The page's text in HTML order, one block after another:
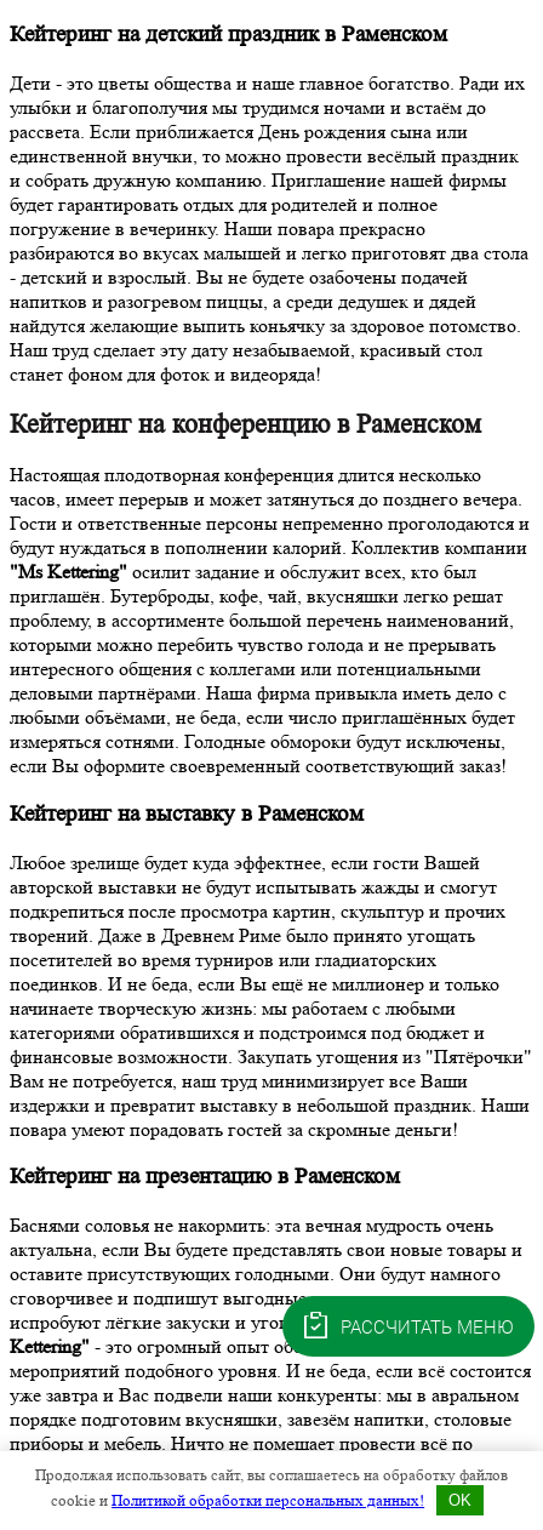
Кейтеринг на детский праздник в Раменском
Дети - это цветы общества и наше главное богатство. Ради их
улыбки и благополучия мы трудимся ночами и встаём до
рассвета. Если приближается День рождения сына или
единственной внучки, то можно провести весёлый праздник
и собрать дружную компанию. Приглашение нашей фирмы
будет гарантировать отдых для родителей и полное
погружение в вечеринку. Наши повара прекрасно
разбираются во вкусах малышей и легко приготовят два стола
- детский и взрослый. Вы не будете озабочены подачей
напитков и разогревом пиццы, а среди дедушек и дядей
найдутся желающие выпить коньячку за здоровое потомство.
Наш труд сделает эту дату незабываемой, красивый стол
станет фоном для фоток и видеоряда!
Кейтеринг на конференцию в Раменском
Настоящая плодотворная конференция длится несколько
часов, имеет перерыв и может затянуться до позднего вечера.
Гости и ответственные персоны непременно проголодаются и
будут нуждаться в пополнении калорий. Коллектив компании
"Ms Kettering" осилит задание и обслужит всех, кто был
приглашён. Бутерброды, кофе, чай, вкусняшки легко решат
проблему, в ассортименте большой перечень наименований,
которыми можно перебить чувство голода и не прерывать
интересного общения с коллегами или потенциальными
деловыми партнёрами. Наша фирма привыкла иметь дело с
любыми объёмами, не беда, если число приглашённых будет
измеряться сотнями. Голодные обмороки будут исключены,
если Вы оформите своевременный соответствующий заказ!
Кейтеринг на выставку в Раменском
Любое зрелище будет куда эффектнее, если гости Вашей
авторской выставки не будут испытывать жажды и смогут
подкрепиться после просмотра картин, скульптур и прочих
творений. Даже в Древнем Риме было принято угощать
посетителей во время турниров или гладиаторских
поединков. И не беда, если Вы ещё не миллионер и только
начинаете творческую жизнь: мы работаем с любыми
категориями обратившихся и подстроимся под бюджет и
финансовые возможности. Закупать угощения из "Пятёрочки"
Вам не потребуется, наш труд минимизирует все Ваши
издержки и превратит выставку в небольшой праздник. Наши
повара умеют порадовать гостей за скромные деньги!
Кейтеринг на презентацию в Раменском
Баснями соловья не накормить: эта вечная мудрость очень
актуальна, если Вы будете представлять свои новые товары и
оставите присутствующих голодными. Они будут намного
сговорчивее и подпишут выгодные контракты, если
испробуют лёгкие закуски и угощения наших поваров."Ms
Kettering" - это огромный опыт обслуживания презентаций и
мероприятий подобного уровня. И не беда, если всё состоится
уже завтра и Вас подвели наши конкуренты: мы в авральном
порядке подготовим вкусняшки, завезём напитки, столовые
приборы и мебель. Ничто не помешает провести всё по
высшему разряду и задобрить присутствующих!
Кейтеринг на выездное мероприятие в Раменском
Продолжая использовать сайт, вы соглашаетесь на обработку файлов
cookie иПолитикой обработки персональных данных! OK
РАССЧИТАТЬ МЕНЮ